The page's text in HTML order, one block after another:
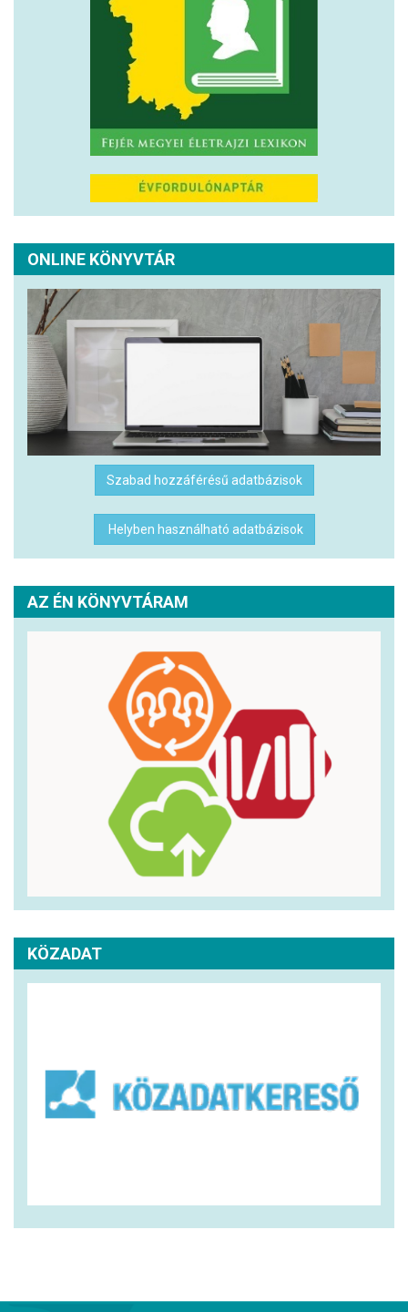
ONLINE KÖNYVTÁR
Szabad hozzáférésű adatbázisok
Helyben használható adatbázisok
AZ ÉN KÖNYVTÁRAM
KÖZADAT